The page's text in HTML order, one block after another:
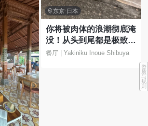
 东京·日本
你将被肉体的浪潮彻底淹
没！从头到尾都是极致的
快感！
餐厅 | Yakiniku Inoue Shibuya
资
质
与
规
则